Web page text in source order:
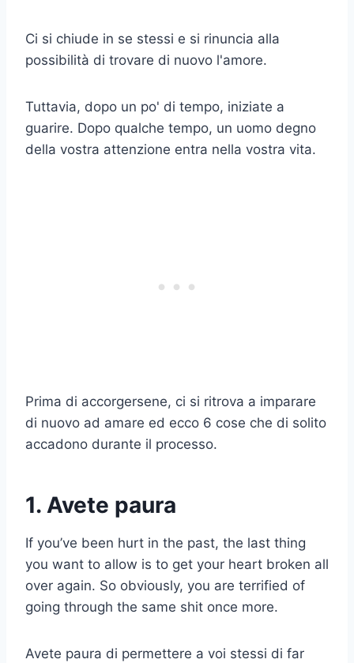
Ci si chiude in se stessi e si rinuncia alla
possibilità di trovare di nuovo l'amore.
Tuttavia, dopo un po' di tempo, iniziate a
guarire. Dopo qualche tempo, un uomo degno
della vostra attenzione entra nella vostra vita.
Prima di accorgersene, ci si ritrova a imparare
di nuovo ad amare ed ecco 6 cose che di solito
accadono durante il processo.
1. Avete paura
If you’ve been hurt in the past, the last thing
you want to allow is to get your heart broken all
over again. So obviously, you are terrified of
going through the same shit once more.
Avete paura di permettere a voi stessi di far